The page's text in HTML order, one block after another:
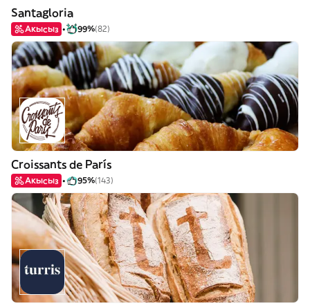
Santagloria
Акысыз 99%(82)
Croissants de París
Акысыз 95%(143)